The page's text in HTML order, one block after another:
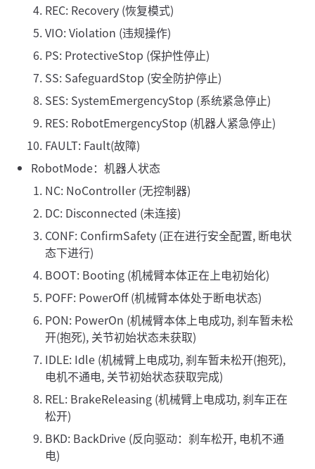
REC: Recovery (恢复模式)
VIO: Violation (违规操作)
PS: ProtectiveStop (保护性停止)
SS: SafeguardStop (安全防护停止)
SES: SystemEmergencyStop (系统紧急停止)
RES: RobotEmergencyStop (机器人紧急停止)
FAULT: Fault(故障)
RobotMode：机器人状态
NC: NoController (无控制器)
DC: Disconnected (未连接)
CONF: ConfirmSafety (正在进行安全配置, 断电状
态下进行)
BOOT: Booting (机械臂本体正在上电初始化)
POFF: PowerOff (机械臂本体处于断电状态)
PON: PowerOn (机械臂本体上电成功, 刹车暂未松
开(抱死), 关节初始状态未获取)
IDLE: Idle (机械臂上电成功, 刹车暂未松开(抱死),
电机不通电, 关节初始状态获取完成)
REL: BrakeReleasing (机械臂上电成功, 刹车正在
松开)
BKD: BackDrive (反向驱动：刹车松开, 电机不通
电)